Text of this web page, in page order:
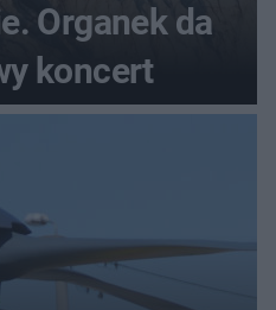
Organek da
koncert